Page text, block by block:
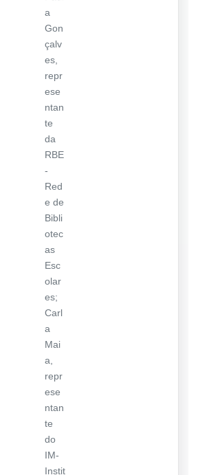
a
Gon
çalv
es,
repr
ese
ntan
te
da
RBE
-
Red
e de
Bibli
otec
as
Esc
olar
es;
Carl
a
Mai
a,
repr
ese
ntan
te
do
IM-
Instit